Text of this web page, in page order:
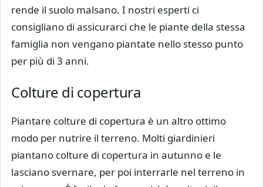
rende il suolo malsano. I nostri esperti ci
consigliano di assicurarci che le piante della stessa
famiglia non vengano piantate nello stesso punto
per più di 3 anni.
Colture di copertura
Piantare colture di copertura è un altro ottimo
modo per nutrire il terreno. Molti giardinieri
piantano colture di copertura in autunno e le
lasciano svernare, per poi interrarle nel terreno in